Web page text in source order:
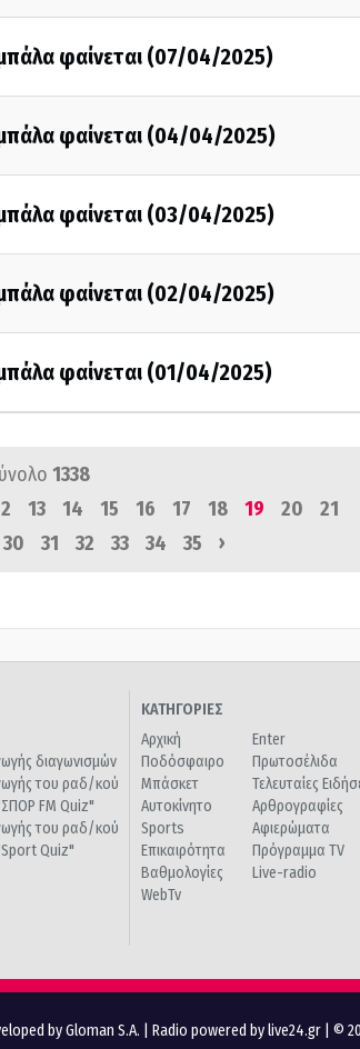
φαίνεται (07/04/2025)
φαίνεται (04/04/2025)
φαίνεται (03/04/2025)
φαίνεται (02/04/2025)
φαίνεται (01/04/2025)
1338
13 14 15 16 17 18 19 20
21
30 31 32 33 34 35 ›
διαγωνισμών
του ραδ/κού
FM Quiz"
του ραδ/κού
Quiz"
ΚΑΤΗΓΟΡΙΕΣ
Αρχική
Ποδόσφαιρο
Μπάσκετ
Αυτοκίνητο
Sports
Επικαιρότητα
Βαθμολογίες
WebTv
Enter
Πρωτοσέλιδα
Τελευταίες
Αρθρογραφίες
Αφιερώματα
Πρόγραμμα TV
Live-radio
by Gloman S.A. Radio powered by live24.gr | ©